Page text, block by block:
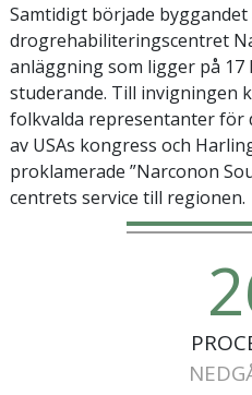
Samtidigt började byggandet
drogrehabiliteringscentret
anläggning som ligger på
studerande. Till invigningen
folkvalda representanter för
av USAs kongress och
proklamerade ”Narconon
centrets service till regionen.